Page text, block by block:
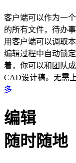
客户端可以作为一
的所有文件，待办
用客户端可以调取
编辑过程中自动锁
着，你可以和团队
CAD设计稿。无需
多
编辑
随时随地